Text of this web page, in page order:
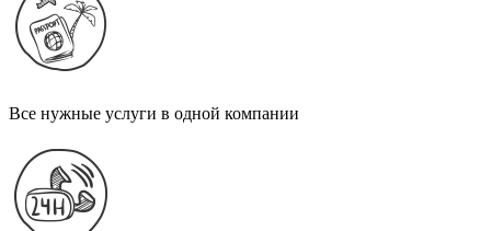
Все нужные услуги в одной компании